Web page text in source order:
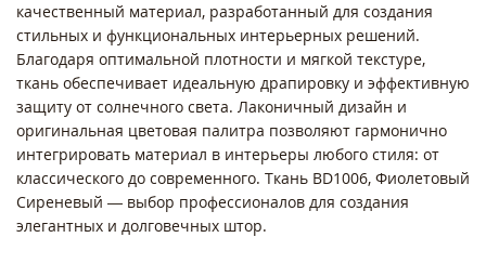
качественный материал, разработанный для создания
стильных и функциональных интерьерных решений.
Благодаря оптимальной плотности и мягкой текстуре,
ткань обеспечивает идеальную драпировку и эффективную
защиту от солнечного света. Лаконичный дизайн и
оригинальная цветовая палитра позволяют гармонично
интегрировать материал в интерьеры любого стиля: от
классического до современного. Ткань BD1006, Фиолетовый
Сиреневый — выбор профессионалов для создания
элегантных и долговечных штор.